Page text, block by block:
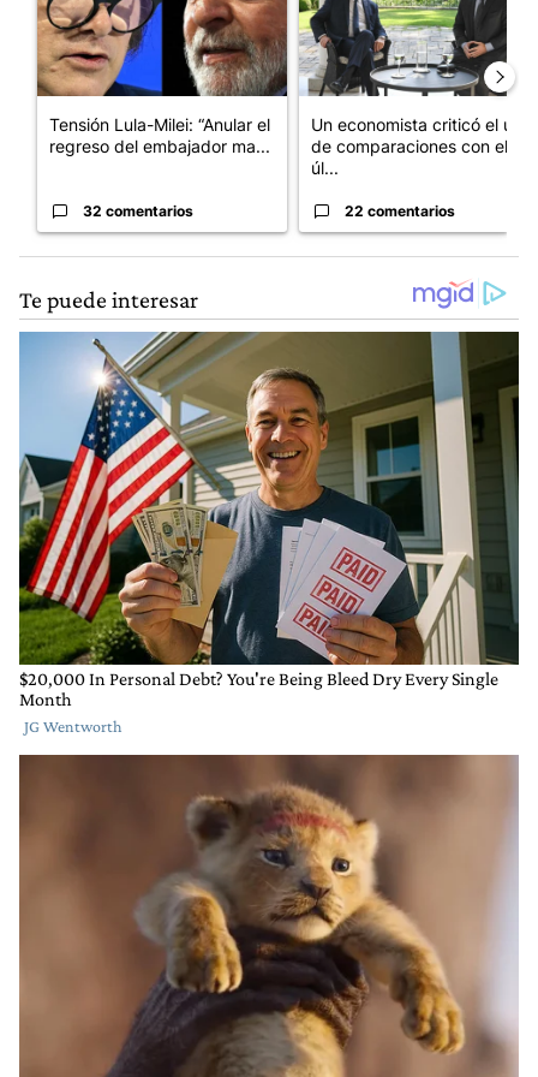
Tensión Lula-Milei: “Anular el
regreso del embajador ma...
32 comentarios
Un economista criticó el uso
de comparaciones con el
úl...
22 comentarios